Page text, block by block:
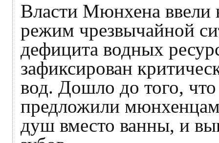
Власти Мюнхена ввели
режим чрезвычайной
дефицита водных
зафиксирован
вод. Дошло до того,
предложили
душ вместо ванны, и